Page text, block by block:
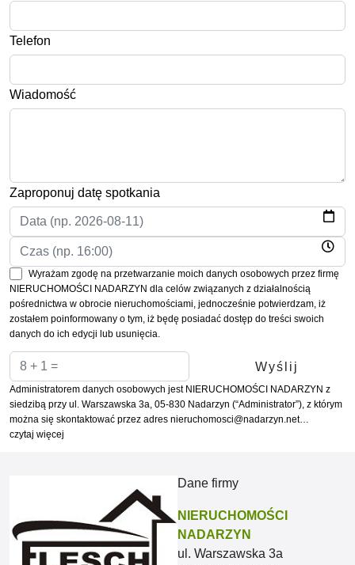
Telefon
Wiadomość
Zaproponuj datę spotkania
Wyrażam zgodę na przetwarzanie moich danych osobowych przez firmę
NIERUCHOMOŚCI NADARZYN dla celów związanych z działalnością
pośrednictwa w obrocie nieruchomościami, jednocześnie potwierdzam, iż
zostałem poinformowany o tym, iż będę posiadać dostęp do treści swoich
danych do ich edycji lub usunięcia.
Administratorem danych osobowych jest NIERUCHOMOŚCI NADARZYN z
siedzibą przy ul. Warszawska 3a, 05-830 Nadarzyn (“Administrator”), z którym
można się skontaktować przez adres nieruchomosci@nadarzyn.net…
czytaj więcej
Dane firmy
NIERUCHOMOŚCI
NADARZYN
ul. Warszawska 3a